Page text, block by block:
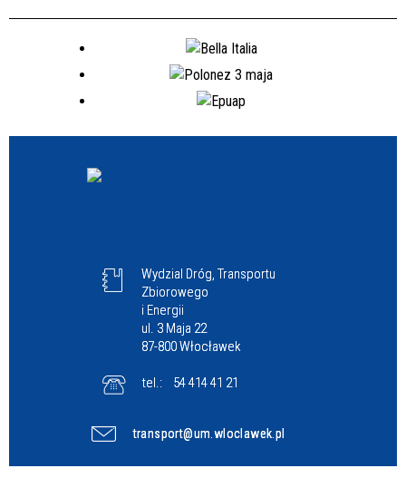
Wydzial Dróg, Transportu
Zbiorowego
i Energii
ul. 3 Maja 22
87-800 Włocławek
tel.: 54 414 41 21
transport@um.wloclawek.pl